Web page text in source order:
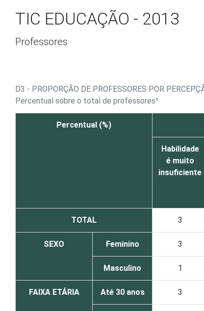
TIC EDUCAÇÃO - 2013
Professores
D3 - PROPORÇÃO DE PROFESSORES POR
Percentual sobre o total de professores¹
Percentual (%)
Habilidade
é muito
insuficiente
TOTAL 3
SEXO Feminino 3
Masculino 1
FAIXA ETÁRIA Até 30 anos 3